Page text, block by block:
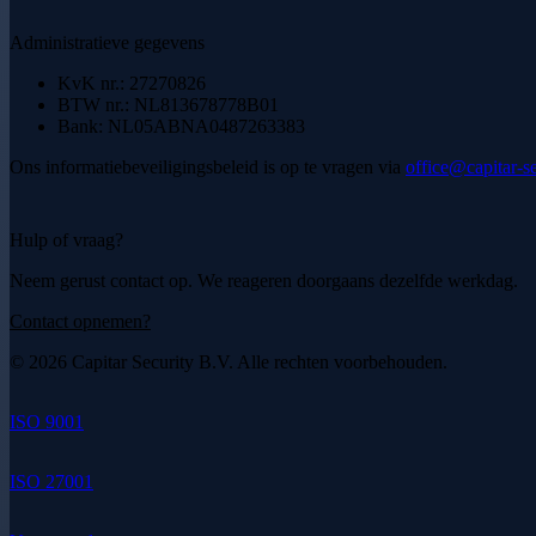
Administratieve gegevens
KvK nr.: 27270826
BTW nr.: NL813678778B01
Bank: NL05ABNA0487263383
Ons informatiebeveiligingsbeleid is op te vragen via office@capitar-
Hulp of vraag?
Neem gerust contact op. We reageren doorgaans dezelfde werkdag.
Contact opnemen?
© 2026 Capitar Security B.V. Alle rechten voorbehouden.
ISO 9001
ISO 27001